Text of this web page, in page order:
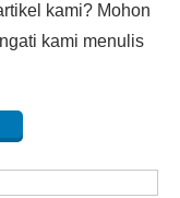
kami? Mohon
kami menulis